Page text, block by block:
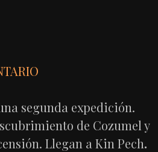
segunda expedición.
de Cozumel y
Llegan a Kin Pech.